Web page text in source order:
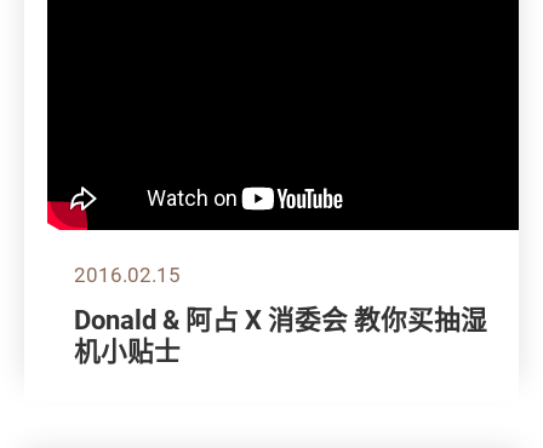
2016.02.15
Donald & 阿占 X 消委会 教你买抽湿
机小贴士